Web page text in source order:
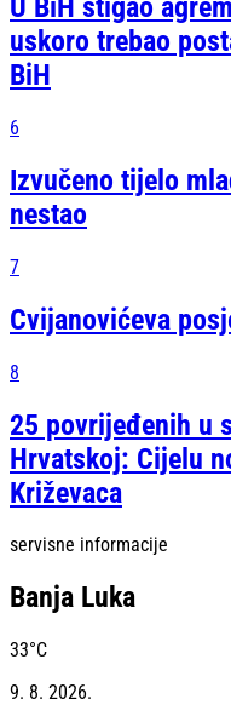
U BiH stigao
uskoro trebao
BiH
6
Izvučeno tijelo
nestao
7
Cvijanovićeva
8
25 povrijeđenih u
Hrvatskoj: Cijelu
Križevaca
servisne informacije
Banja Luka
33°C
9. 8. 2026.